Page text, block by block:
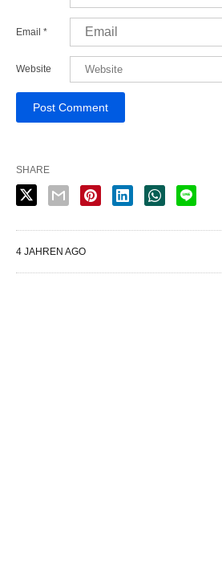
Email *
Website
SHARE
4 JAHREN AGO